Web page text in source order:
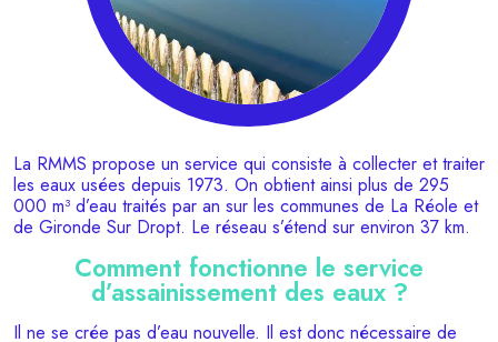
La RMMS propose un service qui consiste à collecter et traiter
les eaux usées depuis 1973. On obtient ainsi plus de 295
000 m³ d’eau traités par an sur les communes de La Réole et
de Gironde Sur Dropt. Le réseau s’étend sur environ 37 km.
Comment fonctionne le service
d’assainissement des eaux ?
Il ne se crée pas d’eau nouvelle. Il est donc nécessaire de